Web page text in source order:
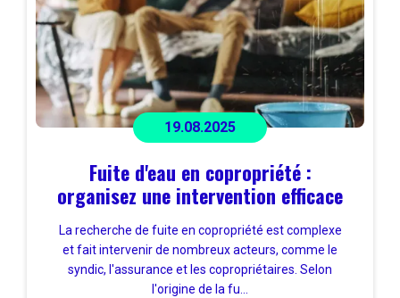
19.08.2025
Fuite d'eau en copropriété :
organisez une intervention efficace
La recherche de fuite en copropriété est complexe
et fait intervenir de nombreux acteurs, comme le
syndic, l'assurance et les copropriétaires. Selon
l'origine de la fu...